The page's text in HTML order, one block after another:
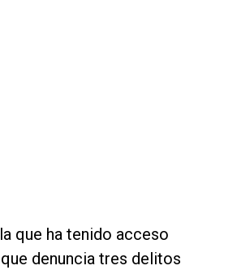
que ha tenido acceso
denuncia tres delitos